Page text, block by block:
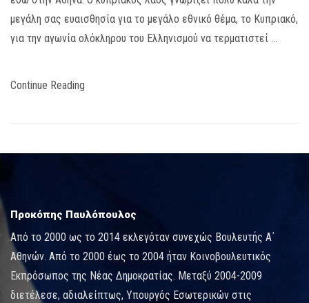
μεγάλη σας ευαισθησία για το μεγάλο εθνικό θέμα, το Κυπριακό,
για την αγωνία ολόκληρου του Ελληνισμού να τερματιστεί …
Continue Reading
Προκόπης Παυλόπουλος
Από το 2000 ως το 2014 εκλεγόταν συνεχώς Βουλευτής Α΄
Αθηνών. Από το 2000 έως το 2004 ήταν Κοινοβουλευτικός
Εκπρόσωπος της Νέας Δημοκρατίας. Μεταξύ 2004-2009
διετέλεσε, αδιαλείπτως, Υπουργός Εσωτερικών στις